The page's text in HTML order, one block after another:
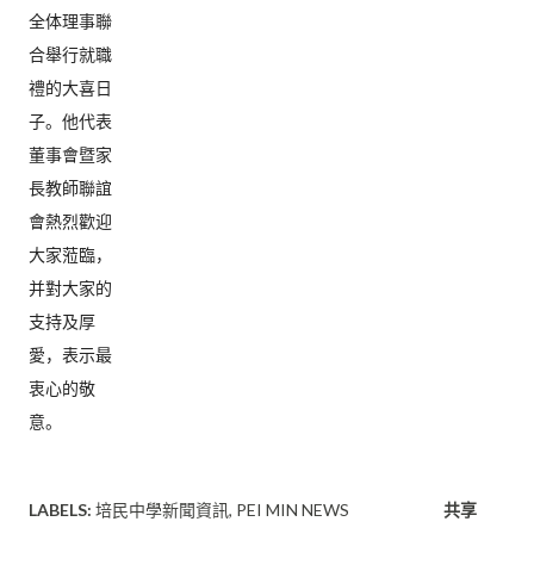
全体理事聯
合舉行就職
禮的大喜日
子。他代表
董事會暨家
長教師聯誼
會熱烈歡迎
大家蒞臨，
并對大家的
支持及厚
愛，表示最
衷心的敬
意。
LABELS: 培民中學新聞資訊 PEI MIN NEWS 共享